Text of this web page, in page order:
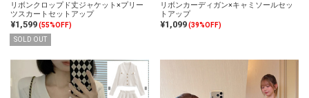
リボンクロップド丈ジャケット×プリー
ツスカートセットアップ
¥1,599(55%OFF)
SOLD OUT
リボンカーディガン×キャミソールセッ
トアップ
¥1,099(39%OFF)